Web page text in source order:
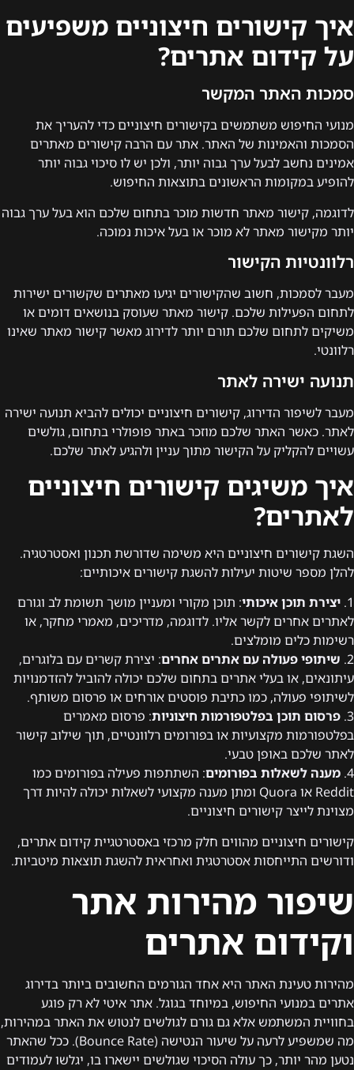
איך קישורים חיצוניים משפיעים
על קידום אתרים?
סמכות האתר המקשר
מנועי החיפוש משתמשים בקישורים חיצוניים כדי להעריך את
הסמכות והאמינות של האתר. אתר עם הרבה קישורים מאתרים
אמינים נחשב לבעל ערך גבוה יותר, ולכן יש לו סיכוי גבוה יותר
להופיע במקומות הראשונים בתוצאות החיפוש.
לדוגמה, קישור מאתר חדשות מוכר בתחום שלכם הוא בעל ערך גבוה
יותר מקישור מאתר לא מוכר או בעל איכות נמוכה.
רלוונטיות הקישור
מעבר לסמכות, חשוב שהקישורים יגיעו מאתרים שקשורים ישירות
לתחום הפעילות שלכם. קישור מאתר שעוסק בנושאים דומים או
משיקים לתחום שלכם תורם יותר לדירוג מאשר קישור מאתר שאינו
רלוונטי.
תנועה ישירה לאתר
מעבר לשיפור הדירוג, קישורים חיצוניים יכולים להביא תנועה ישירה
לאתר. כאשר האתר שלכם מוזכר באתר פופולרי בתחום, גולשים
עשויים להקליק על הקישור מתוך עניין ולהגיע לאתר שלכם.
איך משיגים קישורים חיצוניים
לאתרים?
השגת קישורים חיצוניים היא משימה שדורשת תכנון ואסטרטגיה.
להלן מספר שיטות יעילות להשגת קישורים איכותיים:
1. יצירת תוכן איכותי: תוכן מקורי ומעניין מושך תשומת לב וגורם
לאתרים אחרים לקשר אליו. לדוגמה, מדריכים, מאמרי מחקר, או
רשימות כלים מומלצים.
2. שיתופי פעולה עם אתרים אחרים: יצירת קשרים עם בלוגרים,
עיתונאים, או בעלי אתרים בתחום שלכם יכולה להוביל להזדמנויות
לשיתופי פעולה, כמו כתיבת פוסטים אורחים או פרסום משותף.
3. פרסום תוכן בפלטפורמות חיצוניות: פרסום מאמרים
בפלטפורמות מקצועיות או בפורומים רלוונטיים, תוך שילוב קישור
לאתר שלכם באופן טבעי.
4. מענה לשאלות בפורומים: השתתפות פעילה בפורומים כמו
Reddit או Quora ומתן מענה מקצועי לשאלות יכולה להיות דרך
מצוינת לייצר קישורים חיצוניים.
קישורים חיצוניים מהווים חלק מרכזי באסטרטגיית קידום אתרים,
ודורשים התייחסות אסטרטגית ואחראית להשגת תוצאות מיטביות.
שיפור מהירות אתר
וקידום אתרים
מהירות טעינת האתר היא אחד הגורמים החשובים ביותר בדירוג
אתרים במנועי החיפוש, במיוחד בגוגל. אתר איטי לא רק פוגע
בחוויית המשתמש אלא גם גורם לגולשים לנטוש את האתר במהירות,
מה שמשפיע לרעה על שיעור הנטישה (Bounce Rate). ככל שהאתר
נטען מהר יותר, כך עולה הסיכוי שגולשים יישארו בו, יגלשו לעמודים